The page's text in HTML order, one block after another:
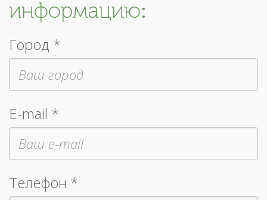
информацию:
Город *
E-mail *
Телефон *